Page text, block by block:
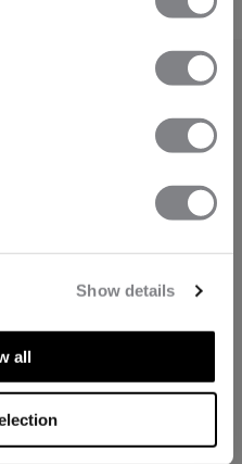
Show details
all